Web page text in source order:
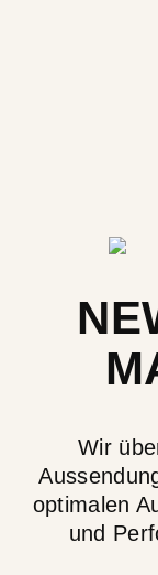
Wir
optimalen
und